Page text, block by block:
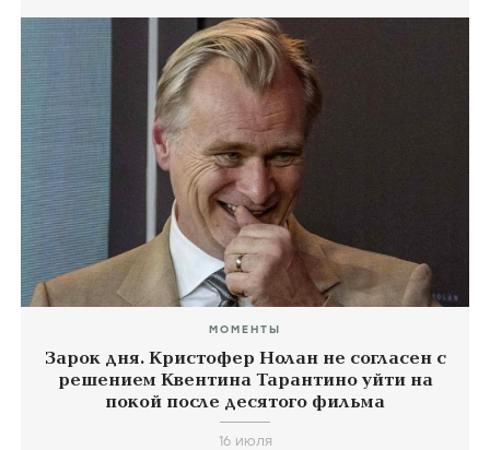
МОМЕНТЫ
Зарок дня. Кристофер Нолан не согласен с
решением Квентина Тарантино уйти на
покой после десятого фильма
16 июля